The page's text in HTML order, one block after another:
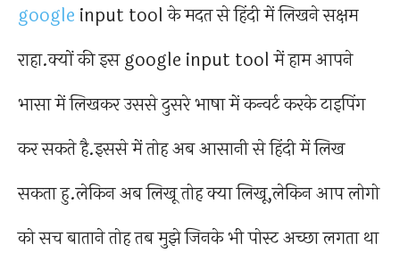
google input tool के मदत से हिंदी में लिखने सक्षम
राहा.क्यों की इस google input tool में हाम आपने
भासा में लिखकर उससे दुसरे भाषा में कन्वर्ट करके टाइपिंग
कर सकते है.इससे में तोह अब आसानी से हिंदी में लिख
सकता हु.लेकिन अब लिखू तोह क्या लिखू,लेकिन आप लोगो
को सच बाताने तोह तब मुझे जिनके भी पोस्ट अच्छा लगता था